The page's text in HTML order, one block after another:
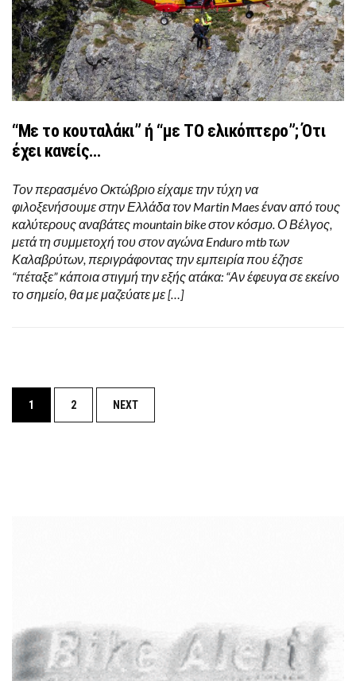
“Με το κουταλάκι” ή “με ΤΟ ελικόπτερο”; Ότι
έχει κανείς…
Τον περασμένο Οκτώβριο είχαμε την τύχη να
φιλοξενήσουμε στην Ελλάδα τον Martin Maes έναν από τους
καλύτερους αναβάτες mountain bike στον κόσμο. Ο Βέλγος,
μετά τη συμμετοχή του στον αγώνα Enduro mtb των
Καλαβρύτων, περιγράφοντας την εμπειρία που έζησε
“πέταξε” κάποια στιγμή την εξής ατάκα: “Αν έφευγα σε εκείνο
το σημείο, θα με μαζεύατε με […]
Posts
navigation
1 2 NEXT